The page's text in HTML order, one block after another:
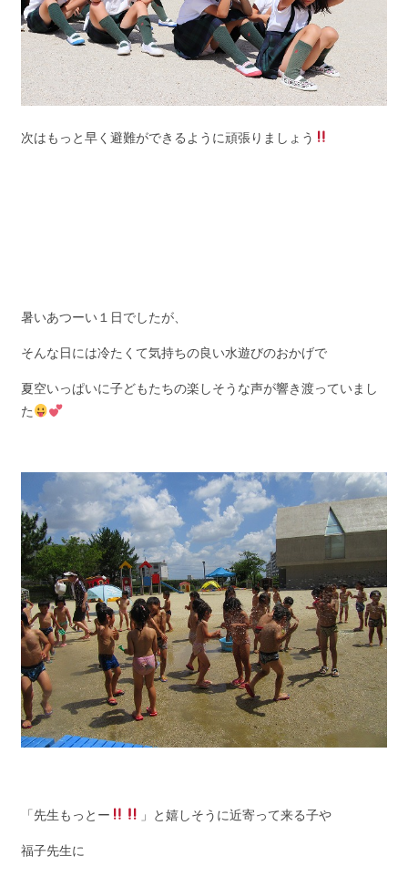
次はもっと早く避難ができるように頑張りましょう
暑いあつーい１日でしたが、
そんな日には冷たくて気持ちの良い水遊びのおかげで
夏空いっぱいに子どもたちの楽しそうな声が響き渡っていまし
た
「先生もっとー 」と嬉しそうに近寄って来る子や
福子先生に